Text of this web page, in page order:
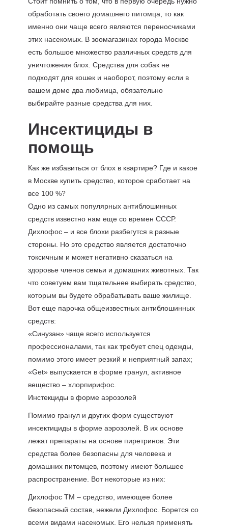
обработать своего домашнего питомца, то как
именно они чаще всего являются переносчиками
этих насекомых. В зоомагазинах города Москве
есть большое множество различных средств для
уничтожения блох. Средства для собак не
подходят для кошек и наоборот, поэтому если в
вашем доме два любимца, обязательно
выбирайте разные средства для них.
Инсектициды в
помощь
Как же избавиться от блох в квартире? Где и какое
в Москве купить средство, которое сработает на
все 100 %?
Одно из самых популярных антиблошинных
средств известно нам еще со времен СССР.
Дихлофос – и все блохи разбегутся в разные
стороны. Но это средство является достаточно
токсичным и может негативно сказаться на
здоровье членов семьи и домашних животных. Так
что советуем вам тщательнее выбирать средство,
которым вы будете обрабатывать ваше жилище.
Вот еще парочка общеизвестных антиблошинных
средств:
«Cинyзaн» чаще всего используется
профессионалами, так как требует спец одежды,
помимо этого имеет резкий и неприятный запах;
«Get» выпускается в форме гранул, активное
вещество – xлopпиpифoc.
Инстекциды в форме аэрозолей
Помимо гранул и других форм существуют
инсектициды в форме аэрозолей. В их основе
лежат препараты на основе пиретринов. Эти
средства более безопасны для человека и
домашних питомцев, поэтому имеют большее
распространение. Вот некоторые из них:
Диxлoфoc TM – средство, имеющее более
безопасный состав, нежели Дихлофос. Борется со
всеми видами насекомых. Его нельзя применять